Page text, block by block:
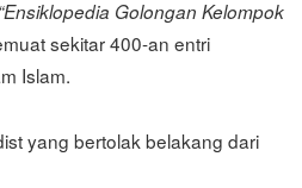
“Ensiklopedia Golongan Kelompok
sekitar 400-an entri
Islam.
yang bertolak belakang dari